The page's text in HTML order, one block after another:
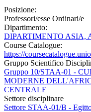
Posizione:
Professori/esse Ordinari/e
Dipartimento:
DIPARTIMENTO ASIA,
Course Catalogue:
https://
Gruppo Scientifico
Gruppo 10/STAA-01 -
MODERNE
CENTRALE
Settore disciplinare
Settore STAA-01/B -